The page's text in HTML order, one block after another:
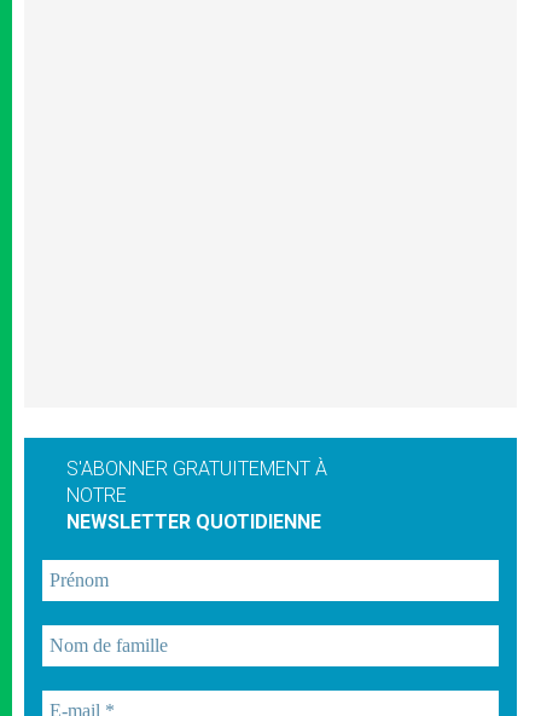
S'ABONNER GRATUITEMENT À
NOTRE
NEWSLETTER QUOTIDIENNE